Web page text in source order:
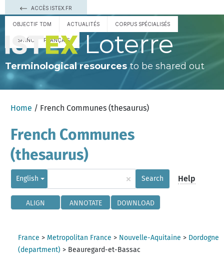
ACCÈS ISTEX.FR
OBJECTIF TDM ACTUALITÉS CORPUS SPÉCIALISÉS
ESPAÑOL FRANÇAIS Loterre
Terminological resourcesto be shared out
Home / French Communes (thesaurus)
French Communes
(thesaurus)
English × Search Help
ALIGN ANNOTATE DOWNLOAD
France > Metropolitan France > Nouvelle-Aquitaine > Dordogne
(department) > Beauregard-et-Bassac